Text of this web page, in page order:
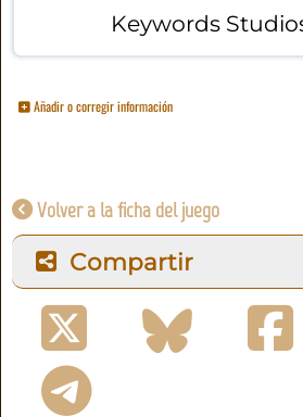
Keywords
Añadir o corregir información
Volver a la ficha del juego
Compartir